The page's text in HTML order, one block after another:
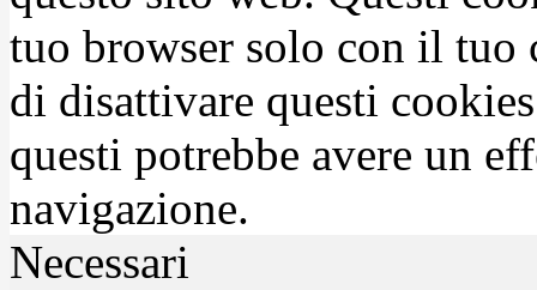
tuo browser solo con il tuo
di disattivare questi
questi potrebbe avere un
navigazione.
Necessari